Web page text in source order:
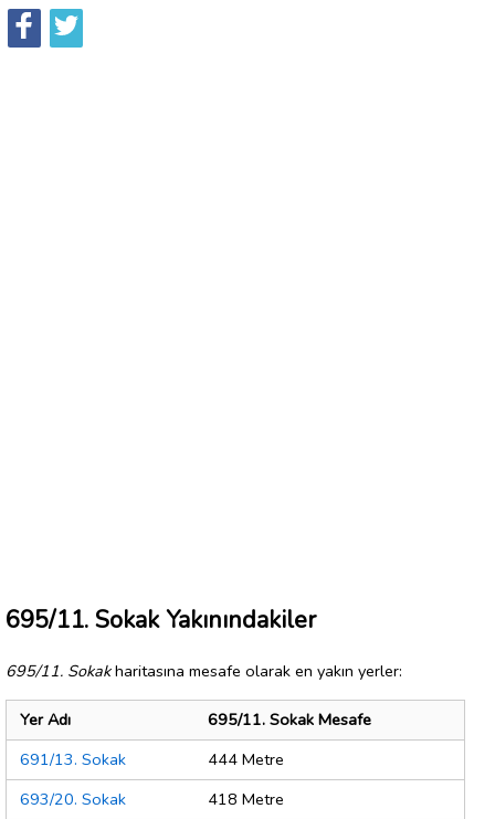
695/11. Sokak Yakınındakiler
695/11. Sokakharitasına mesafe olarak en yakın yerler:
Yer Adı
695/11. Sokak Mesafe
691/13. Sokak
444 Metre
693/20. Sokak
418 Metre